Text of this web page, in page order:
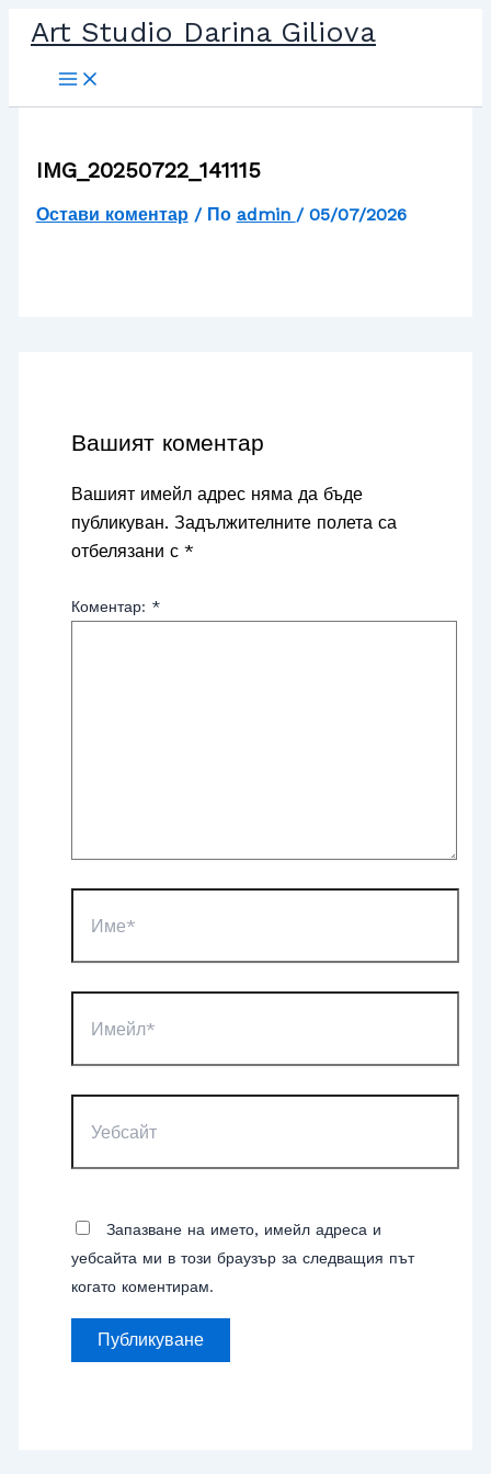
Прескочи
съдържанието
Art Studio Darina Giliova
IMG_20250722_141115
Остави коментар / По admin / 05/07/2026
Вашият коментар
Вашият имейл адрес няма да бъде
публикуван. Задължителните полета са
отбелязани с *
Коментар: *
Запазване на името, имейл адреса и
уебсайта ми в този браузър за следващия път
когато коментирам.